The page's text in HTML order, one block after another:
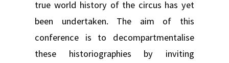
true world history of the circus has yet
been undertaken. The aim of this
conference is to decompartmentalise
these historiographies by inviting